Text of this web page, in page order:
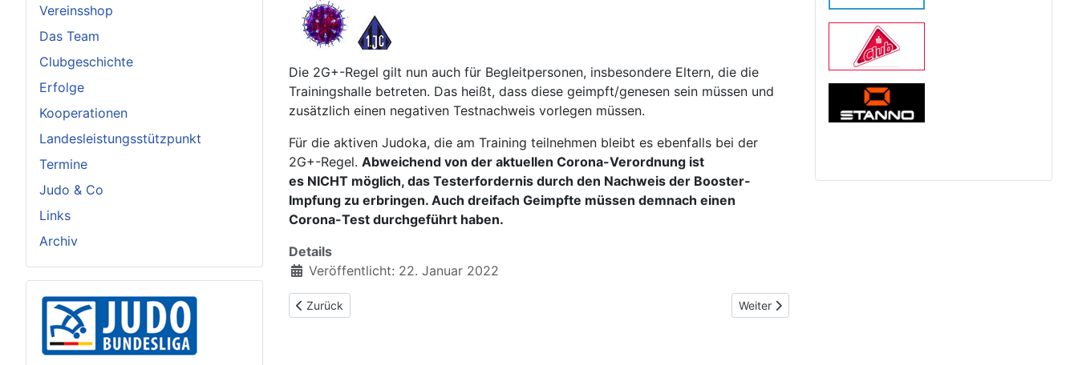
Vereinsshop
Das Team
Clubgeschichte
Erfolge
Kooperationen
Landesleistungsstützpunkt
Termine
Judo & Co
Links
Archiv
Die 2G+-Regel gilt nun auch für Begleitpersonen, insbesondere Eltern, die die
Trainingshalle betreten. Das heißt, dass diese geimpft/genesen sein müssen und
zusätzlich einen negativen Testnachweis vorlegen müssen.
Für die aktiven Judoka, die am Training teilnehmen bleibt es ebenfalls bei der
2G+-Regel. Abweichend von der aktuellen Corona-Verordnung ist
es NICHT möglich, das Testerfordernis durch den Nachweis der Booster-
Impfung zu erbringen. Auch dreifach Geimpfte müssen demnach einen
Corona-Test durchgeführt haben.
Details
Veröffentlicht: 22. Januar 2022
Vorheriger Beitrag: Trainingsentfall aufgrund aktueller Coronalage
Zurück Nächster Beitrag: Informationen zum Trainingsbeginn am
Weiter